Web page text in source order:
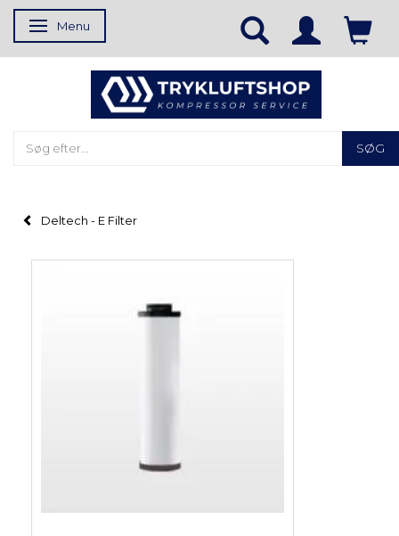
Skifte navigation
Menu
SØG
Deltech - E Filter